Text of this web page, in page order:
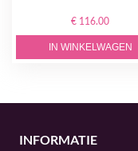
€ 116.00
IN WINKELWAGEN
INFORMATIE